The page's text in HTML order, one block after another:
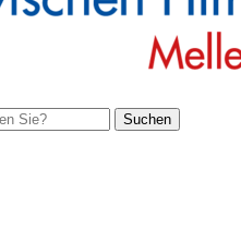
Suchen